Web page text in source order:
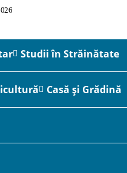
Studii în Străinătate
Casă și Grădină